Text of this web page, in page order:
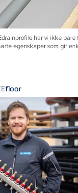
drainprofile har vi ikke
egenskaper som gir
floor